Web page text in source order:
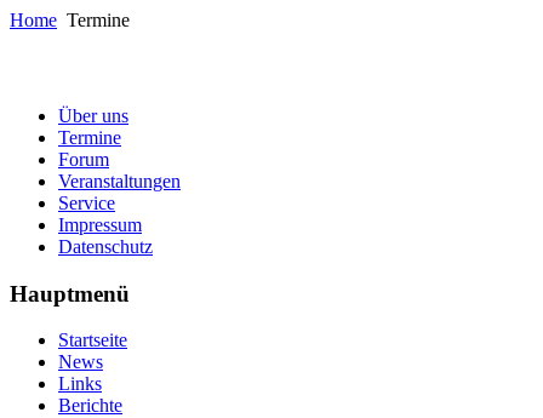
Home Termine
Über uns
Termine
Forum
Veranstaltungen
Service
Impressum
Datenschutz
Hauptmenü
Startseite
News
Links
Berichte